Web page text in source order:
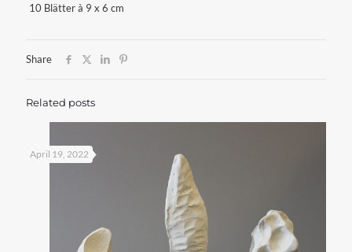
10 Blätter à 9 x 6 cm
Share
Related posts
April 19, 2022